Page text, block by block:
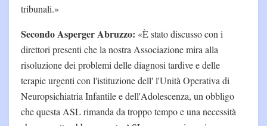
tribunali.»
Secondo Asperger Abruzzo: «È stato discusso con i
direttori presenti che la nostra Associazione mira alla
risoluzione dei problemi delle diagnosi tardive e delle
terapie urgenti con l'istituzione dell' l'Unità Operativa di
Neuropsichiatria Infantile e dell'Adolescenza, un obbligo
che questa ASL rimanda da troppo tempo e una necessità